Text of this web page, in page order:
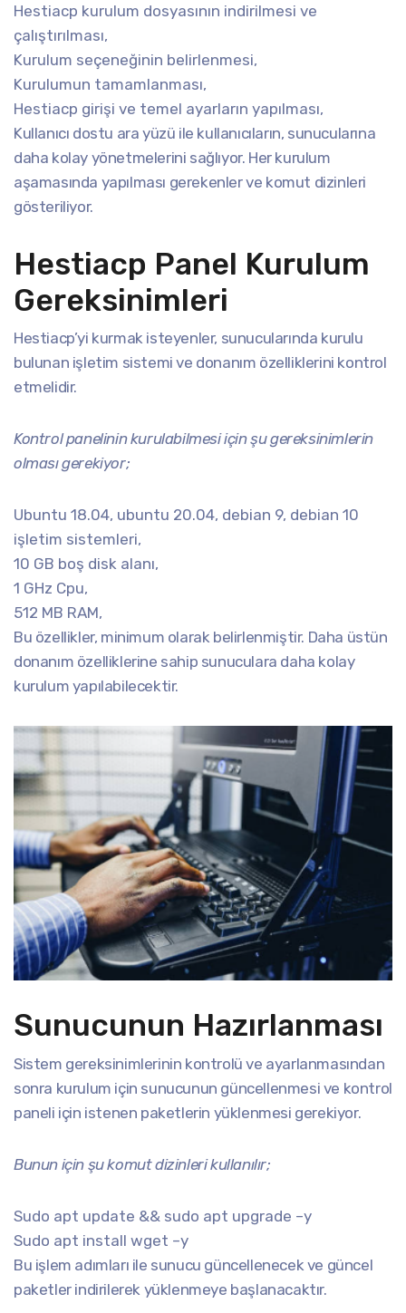
Hestiacp kurulum dosyasının indirilmesi ve
çalıştırılması,
Kurulum seçeneğinin belirlenmesi,
Kurulumun tamamlanması,
Hestiacp girişi ve temel ayarların yapılması,
Kullanıcı dostu ara yüzü ile kullanıcıların, sunucularına
daha kolay yönetmelerini sağlıyor. Her kurulum
aşamasında yapılması gerekenler ve komut dizinleri
gösteriliyor.
Hestiacp Panel Kurulum
Gereksinimleri
Hestiacp’yi kurmak isteyenler, sunucularında kurulu
bulunan işletim sistemi ve donanım özelliklerini kontrol
etmelidir.
Kontrol panelinin kurulabilmesi için şu gereksinimlerin
olması gerekiyor;
Ubuntu 18.04, ubuntu 20.04, debian 9, debian 10
işletim sistemleri,
10 GB boş disk alanı,
1 GHz Cpu,
512 MB RAM,
Bu özellikler, minimum olarak belirlenmiştir. Daha üstün
donanım özelliklerine sahip sunuculara daha kolay
kurulum yapılabilecektir.
Sunucunun Hazırlanması
Sistem gereksinimlerinin kontrolü ve ayarlanmasından
sonra kurulum için sunucunun güncellenmesi ve kontrol
paneli için istenen paketlerin yüklenmesi gerekiyor.
Bunun için şu komut dizinleri kullanılır;
Sudo apt update && sudo apt upgrade –y
Sudo apt install wget –y
Bu işlem adımları ile sunucu güncellenecek ve güncel
paketler indirilerek yüklenmeye başlanacaktır.